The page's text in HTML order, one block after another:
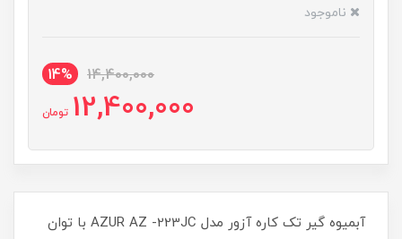
ناموجود
14,400,000
14%
12,400,000 تومان
آبمیوه گیر تک کاره آزور مدل AZUR AZ -223JC با توان